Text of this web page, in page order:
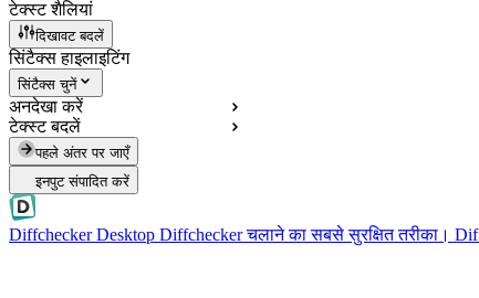
टेक्स्ट शैलियां
दिखावट बदलें
सिंटैक्स हाइलाइटिंग
सिंटैक्स चुनें
अनदेखा करें
टेक्स्ट बदलें
पहले अंतर पर जाएँ
इनपुट संपादित करें
Diffchecker Desktop Diffchecker चलाने का सबसे सुरक्षित तरीका।